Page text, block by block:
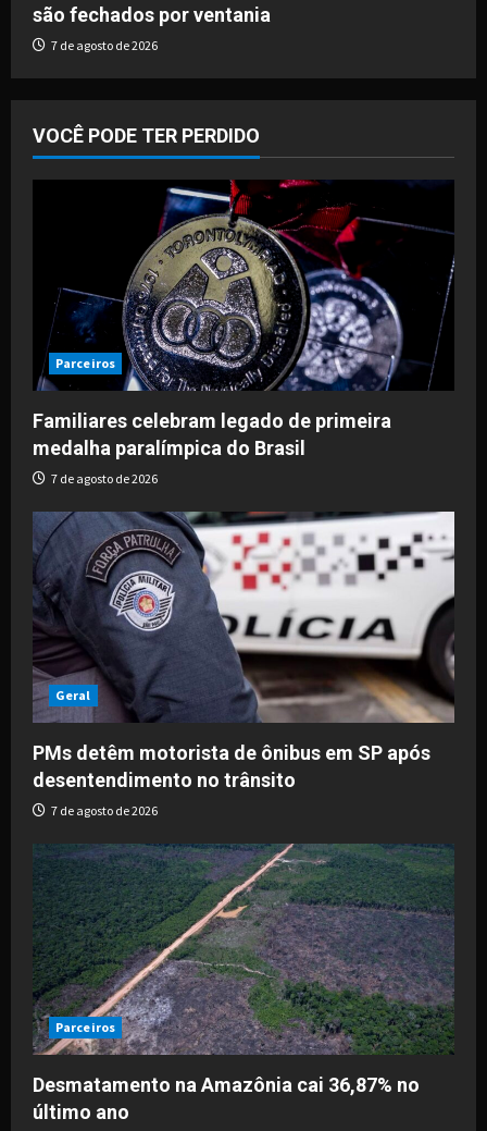
são fechados por ventania
7 de agosto de 2026
VOCÊ PODE TER PERDIDO
Parceiros
Familiares celebram legado de primeira
medalha paralímpica do Brasil
7 de agosto de 2026
Geral
PMs detêm motorista de ônibus em SP após
desentendimento no trânsito
7 de agosto de 2026
Parceiros
Desmatamento na Amazônia cai 36,87% no
último ano